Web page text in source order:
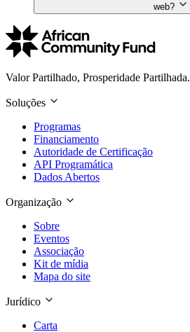
web?
Valor Partilhado, Prosperidade Partilhada.
Soluções
Programas
Financiamento
Autoridade de Certificação
API Programática
Dados Abertos
Organização
Sobre
Eventos
Associação
Kit de mídia
Mapa do site
Jurídico
Carta